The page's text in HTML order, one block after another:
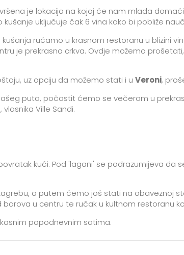
je lokacija na kojoj će nam mlada
uključuje čak 6 vina kako bi pobliže
ručamo u krasnom restoranu u blizini
je prekrasna crkva. Ovdje možemo
uz opciju da možemo stati i uVeroni,
puta, počastit ćemo se večerom u
Ville Sandi.
kući. Pod 'lagani' se podrazumijeva
a putem ćemo još stati na obaveznoj
u centru te ručak u kultnom restoranu
popodnevnim satima.